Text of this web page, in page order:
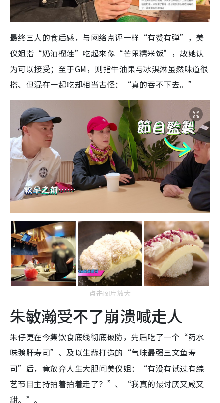
最终三人的食后感，与网络点评一样“有赞有弹”，美
仪姐指“奶油榴莲”吃起来像“芒果糯米饭”，故她认
为可以接受；至于GM，则指牛油果与冰淇淋虽然味道很
搭、但混在一起吃却相当古怪：“真的吞不下去。”
点击图片放大
朱敏瀚受不了崩溃喊走人
朱仔更在今集饮食底线彻底破防，先后吃了一个“药水
味鹅肝寿司”、及以生蒜打造的“气味最强三文鱼寿
司”后，竟放弃人生大胆问美仪姐：“有没有试过有综
艺节目主持拍着拍着走了？”、“我真的最讨厌又咸又
甜。”。